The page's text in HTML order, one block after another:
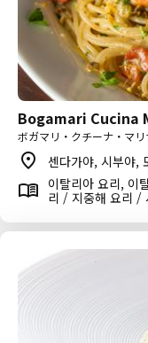
Bogamari Cucina
ボガマリ・クチーナ・マリ
센다가야, 시부야,
이탈리아 요리, 이
리 / 지중해 요리 /